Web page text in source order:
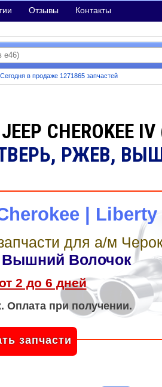
Отзывы Контакты
Сегодня в продаже 1271865 запчастей
CHEROKEE IV
РЖЕВ,
| Liberty
для а/м
Вышний Волочок
2 до 6 дней
Оплата при получении.
запчасти